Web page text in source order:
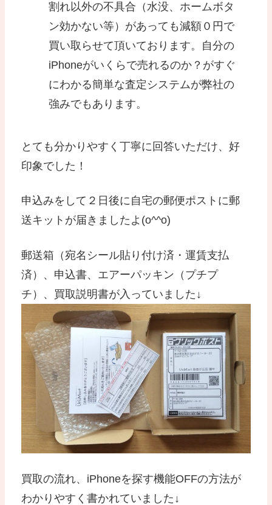
割れ以外の不具合（水没、ホームボタ
ン効かない等）があっても減額０円で
買い取らせて頂いております。自分の
iPhoneがいくらで売れるのか？がすぐ
にわかる簡単な査定システムが弊社の
強みでもあります。
とても分かりやすく丁寧に回答いただけ、好
印象でした！
申込みをして２日後に自宅の郵便ポストに郵
送キットが届きましたよ(o^^o)
郵送箱（宛名シール貼り付け済・運賃支払
済）、申込書、エアーパッキン（プチプ
チ）、買取説明書が入っていました↓
買取の流れ、iPhoneを探す機能OFFの方法が
わかりやすく書かれていました↓